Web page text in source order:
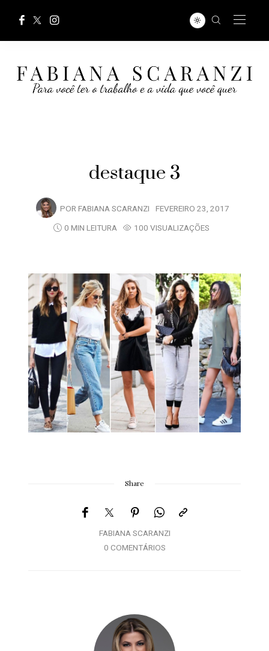
destaque 3
POR FABIANA SCARANZI FEVEREIRO 23, 2017
0 MIN LEITURA
100 VISUALIZAÇÕES
Share
FABIANA SCARANZI
0 COMENTÁRIOS